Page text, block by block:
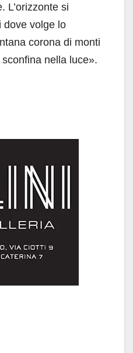
L’orizzonte si
dove volge lo
corona di monti
nella luce».